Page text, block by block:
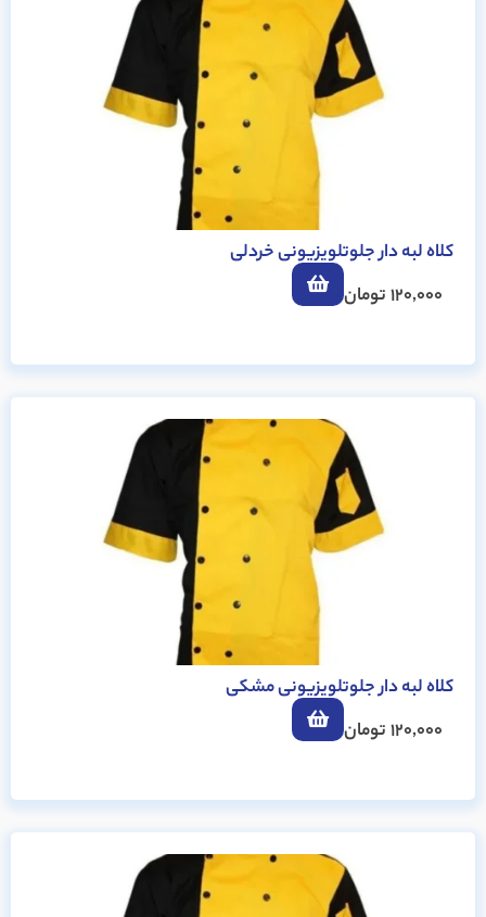
کلاه لبه دار جلوتلویزیونی خردلی
120,000تومان
کلاه لبه دار جلوتلویزیونی مشکی
120,000تومان